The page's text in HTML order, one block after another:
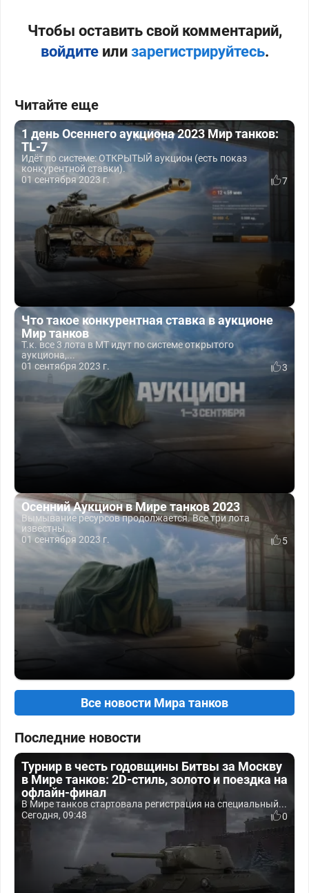
Чтобы оставить свой комментарий,
войдитеили зарегистрируйтесь.
Читайте еще
1 день Осеннего аукциона 2023 Мир танков:
TL-7
Идёт по системе: ОТКРЫТЫЙ аукцион (есть показ
конкурентной ставки).
01 сентября 2023 г.
7
Что такое конкурентная ставка в аукционе
Мир танков
Т.к. все 3 лота в МТ идут по системе открытого
аукциона,...
01 сентября 2023 г.
3
Осенний Аукцион в Мире танков 2023
Вымывание ресурсов продолжается. Все три лота
известны...
01 сентября 2023 г.
5
Все новости Мира танков
Последние новости
Турнир в честь годовщины Битвы за Москву
в Мире танков: 2D-стиль, золото и поездка на
офлайн-финал
В Мире танков стартовала регистрация на специальный...
Сегодня, 09:48
0